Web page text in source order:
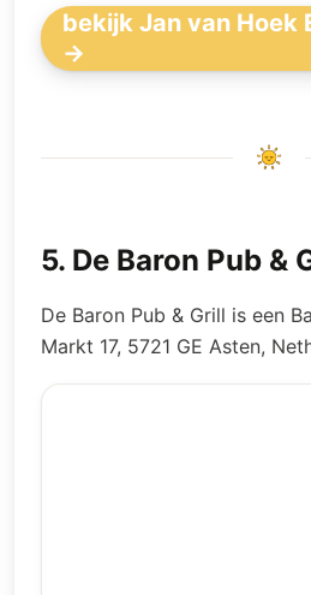
bekijk Jan van Hoek
→
5. De Baron Pub &
De Baron Pub & Grill is een
Markt 17, 5721 GE Asten,